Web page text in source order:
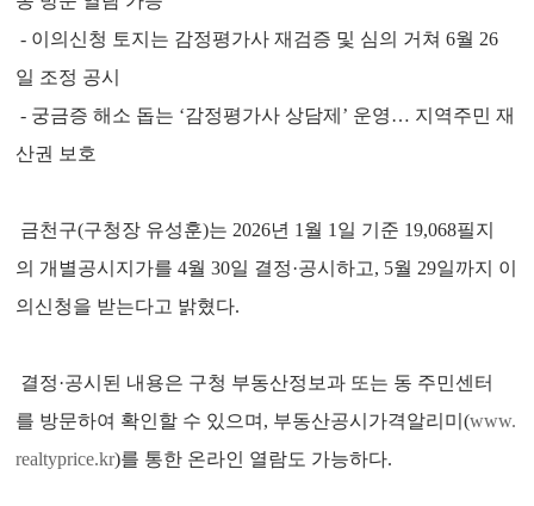
- 이의신청 토지는 감정평가사 재검증 및 심의 거쳐 6월 26
일 조정 공시
- 궁금증 해소 돕는 ‘감정평가사 상담제’ 운영… 지역주민 재
산권 보호
금천구(구청장 유성훈)는 2026년 1월 1일 기준 19,068필지
의 개별공시지가를 4월 30일 결정·공시하고, 5월 29일까지 이
의신청을 받는다고 밝혔다.
결정·공시된 내용은 구청 부동산정보과 또는 동 주민센터
를 방문하여 확인할 수 있으며, 부동산공시가격알리미(www.
realtyprice.kr)를 통한 온라인 열람도 가능하다.